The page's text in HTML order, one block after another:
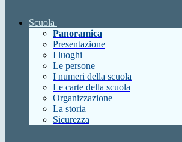
Scuola
Panoramica
Presentazione
I luoghi
Le persone
I numeri della scuola
Le carte della scuola
Organizzazione
La storia
Sicurezza